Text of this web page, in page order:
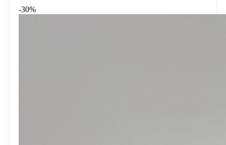
-30%